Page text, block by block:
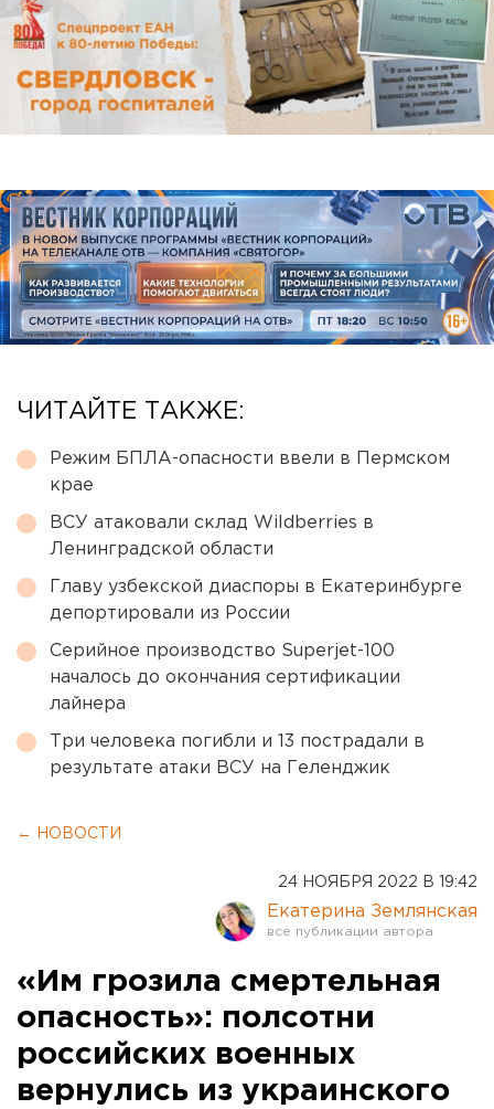
ЧИТАЙТЕ ТАКЖЕ:
Режим БПЛА-опасности ввели в Пермском
крае
ВСУ атаковали склад Wildberries в
Ленинградской области
Главу узбекской диаспоры в Екатеринбурге
депортировали из России
Серийное производство Superjet-100
началось до окончания сертификации
лайнера
Три человека погибли и 13 пострадали в
результате атаки ВСУ на Геленджик
← НОВОСТИ
24 НОЯБРЯ 2022 В 19:42
Екатерина Землянская
«Им грозила смертельная
опасность»: полсотни
российских военных
вернулись из украинского